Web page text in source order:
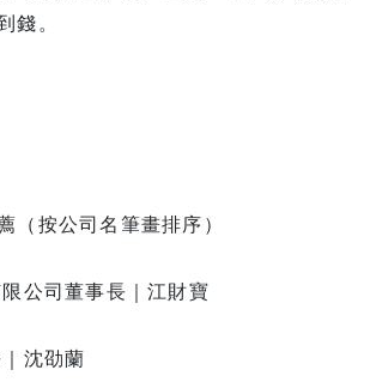
錢。
（按公司名筆畫排序）
公司董事長｜江財寶
沈劭蘭